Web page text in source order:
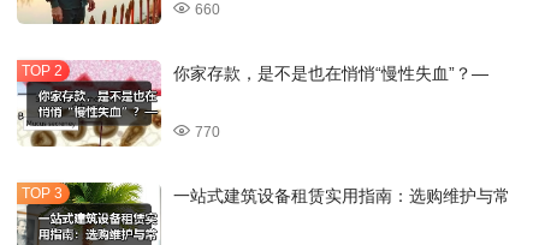
660
你家存款，是不是也在悄悄“慢性失血”？—
770
一站式建筑设备租赁实用指南：选购维护与常